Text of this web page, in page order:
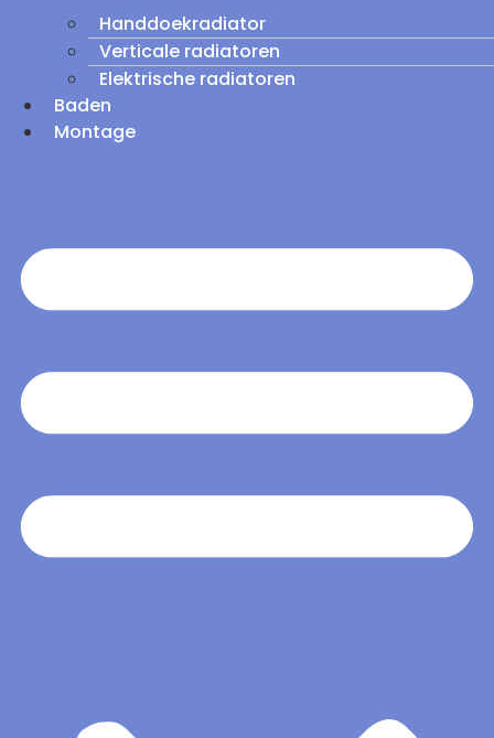
Handdoekradiator
Verticale radiatoren
Elektrische radiatoren
Baden
Montage